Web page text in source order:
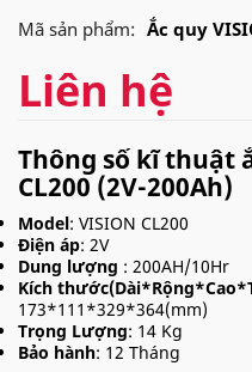
Mã sản phẩm: Ắc quy
Liên hệ
Thông số kĩ thuật
CL200 (2V-200Ah)
Model: VISION CL200
Điện áp: 2V
Dung lượng : 200AH/10Hr
Kích
173*111*329*364(mm)
Trọng Lượng: 14 Kg
Bảo hành: 12 Tháng